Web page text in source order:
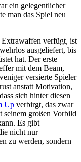
ein gelegentlicher
man das Spiel neu
verfügt, ist
ausgeliefert, bis
hat. Der erste
mit dem Beam,
versierte Spieler
anstatt Motivation,
sich hinter diesen
Up verbirgt, das zwar
seinem großen Vorbild
Es gibt
nicht nur
zu werden, sondern